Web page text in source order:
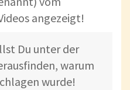
angezeigt!
Du unter der
warum
wurde!